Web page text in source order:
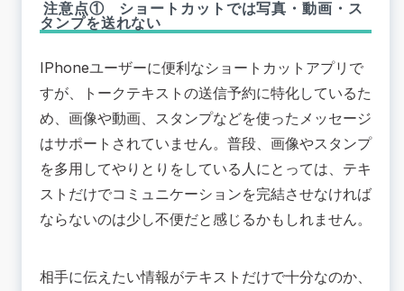
注意点① ショートカットでは写真・動画・ス
タンプを送れない
IPhoneユーザーに便利なショートカットアプリで
すが、トークテキストの送信予約に特化しているた
め、画像や動画、スタンプなどを使ったメッセージ
はサポートされていません。普段、画像やスタンプ
を多用してやりとりをしている人にとっては、テキ
ストだけでコミュニケーションを完結させなければ
ならないのは少し不便だと感じるかもしれません。
相手に伝えたい情報がテキストだけで十分なのか、